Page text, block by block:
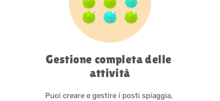
Gestione completa delle
attività
Puoi creare e gestire i posti spiaggia,